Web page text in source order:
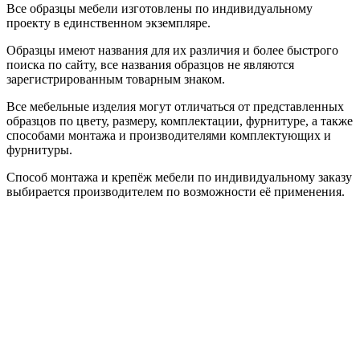
Все образцы мебели изготовлены по индивидуальному
проекту в единственном экземпляре.
Образцы имеют названия для их различия и более быстрого
поиска по сайту, все названия образцов не являются
зарегистрированным товарным знаком.
Все мебельные изделия могут отличаться от представленных
образцов по цвету, размеру, комплектации, фурнитуре, а также
способами монтажа и производителями комплектующих и
фурнитуры.
Способ монтажа и крепёж мебели по индивидуальному заказу
выбирается производителем по возможности её применения.